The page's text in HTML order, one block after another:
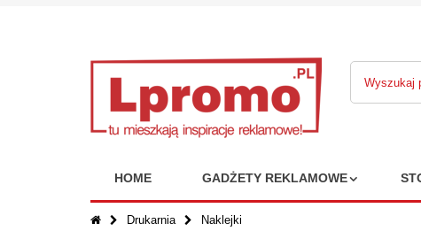
HOME GADŻETY REKLAMOWE
Drukarnia Naklejki